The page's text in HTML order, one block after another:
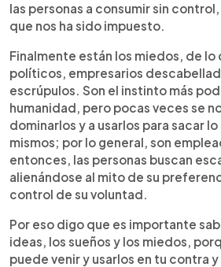
las personas a consumir sin
que nos ha sido impuesto.
Finalmente están los miedos, de lo
políticos, empresarios
escrúpulos. Son el instinto más
humanidad, pero pocas veces se
dominarlos y a usarlos para sacar
mismos; por lo general, son
entonces, las personas buscan
alienándose al mito de su
control de su voluntad.
Por eso digo que es importante
ideas, los sueños y los miedos,
puede venir y usarlos en tu contra